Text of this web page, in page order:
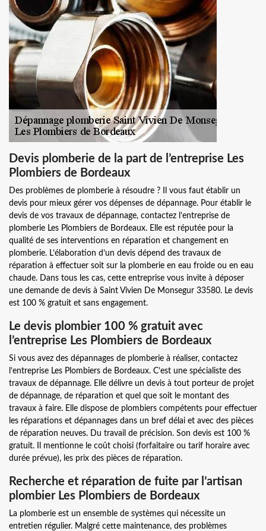
Devis plomberie de la part de l’entreprise Les
Plombiers de Bordeaux
Des problèmes de plomberie à résoudre ? Il vous faut établir un
devis pour mieux gérer vos dépenses de dépannage. Pour établir le
devis de vos travaux de dépannage, contactez l’entreprise de
plomberie Les Plombiers de Bordeaux. Elle est réputée pour la
qualité de ses interventions en réparation et changement en
plomberie. L’élaboration d’un devis dépend des travaux de
réparation à effectuer soit sur la plomberie en eau froide ou en eau
chaude. Dans tous les cas, cette entreprise vous invite à déposer
une demande de devis à Saint Vivien De Monsegur 33580. Le devis
est 100 % gratuit et sans engagement.
Le devis plombier 100 % gratuit avec
l’entreprise Les Plombiers de Bordeaux
Si vous avez des dépannages de plomberie à réaliser, contactez
l’entreprise Les Plombiers de Bordeaux. C’est une spécialiste des
travaux de dépannage. Elle délivre un devis à tout porteur de projet
de dépannage, de réparation et quel que soit le montant des
travaux à faire. Elle dispose de plombiers compétents pour effectuer
les réparations et dépannages dans un bref délai et avec des pièces
de réparation neuves. Du travail de précision. Son devis est 100 %
gratuit. Il mentionne le coût choisi (forfaitaire ou tarif horaire avec
durée prévue), les prix des pièces de réparation.
Recherche et réparation de fuite par l’artisan
plombier Les Plombiers de Bordeaux
La plomberie est un ensemble de systèmes qui nécessite un
entretien régulier. Malgré cette maintenance, des problèmes